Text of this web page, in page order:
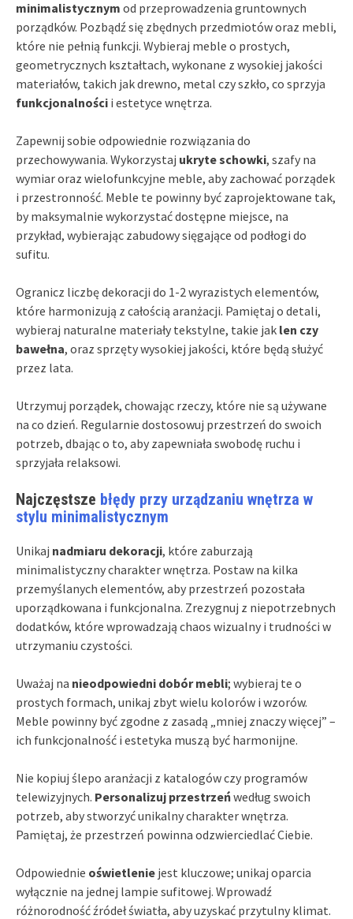
minimalistycznym od przeprowadzenia gruntownych
porządków. Pozbądź się zbędnych przedmiotów oraz mebli,
które nie pełnią funkcji. Wybieraj meble o prostych,
geometrycznych kształtach, wykonane z wysokiej jakości
materiałów, takich jak drewno, metal czy szkło, co sprzyja
funkcjonalności i estetyce wnętrza.
Zapewnij sobie odpowiednie rozwiązania do
przechowywania. Wykorzystaj ukryte schowki, szafy na
wymiar oraz wielofunkcyjne meble, aby zachować porządek
i przestronność. Meble te powinny być zaprojektowane tak,
by maksymalnie wykorzystać dostępne miejsce, na
przykład, wybierając zabudowy sięgające od podłogi do
sufitu.
Ogranicz liczbę dekoracji do 1-2 wyrazistych elementów,
które harmonizują z całością aranżacji. Pamiętaj o detali,
wybieraj naturalne materiały tekstylne, takie jak len czy
bawełna, oraz sprzęty wysokiej jakości, które będą służyć
przez lata.
Utrzymuj porządek, chowając rzeczy, które nie są używane
na co dzień. Regularnie dostosowuj przestrzeń do swoich
potrzeb, dbając o to, aby zapewniała swobodę ruchu i
sprzyjała relaksowi.
Najczęstsze błędy przy urządzaniu wnętrza w
stylu minimalistycznym
Unikaj nadmiaru dekoracji, które zaburzają
minimalistyczny charakter wnętrza. Postaw na kilka
przemyślanych elementów, aby przestrzeń pozostała
uporządkowana i funkcjonalna. Zrezygnuj z niepotrzebnych
dodatków, które wprowadzają chaos wizualny i trudności w
utrzymaniu czystości.
Uważaj na nieodpowiedni dobór mebli; wybieraj te o
prostych formach, unikaj zbyt wielu kolorów i wzorów.
Meble powinny być zgodne z zasadą „mniej znaczy więcej” –
ich funkcjonalność i estetyka muszą być harmonijne.
Nie kopiuj ślepo aranżacji z katalogów czy programów
telewizyjnych. Personalizuj przestrzeńwedług swoich
potrzeb, aby stworzyć unikalny charakter wnętrza.
Pamiętaj, że przestrzeń powinna odzwierciedlać Ciebie.
Odpowiednie oświetlenie jest kluczowe; unikaj oparcia
wyłącznie na jednej lampie sufitowej. Wprowadź
różnorodność źródeł światła, aby uzyskać przytulny klimat.